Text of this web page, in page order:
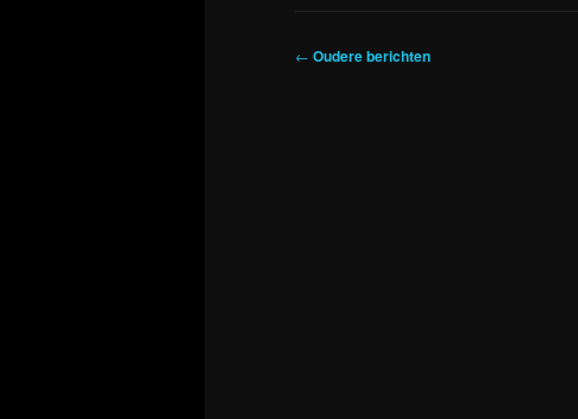
Berichtnavigatie
← Oudere berichten